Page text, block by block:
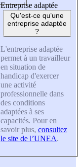
Entreprise adaptée
Qu'est-ce qu'une
entreprise adaptée
?
L'entreprise adaptée
permet à un travailleur
en situation de
handicap d'exercer
une activité
professionnelle dans
des conditions
adaptées à ses
capacités. Pour en
savoir plus, consultez
le site de l’UNEA.